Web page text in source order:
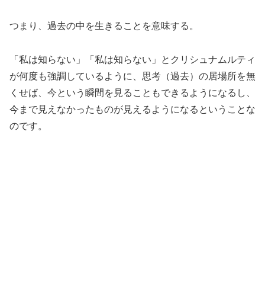
つまり、過去の中を生きることを意味する。
「私は知らない」「私は知らない」とクリシュナムルティ
が何度も強調しているように、思考（過去）の居場所を無
くせば、今という瞬間を見ることもできるようになるし、
今まで見えなかったものが見えるようになるということな
のです。